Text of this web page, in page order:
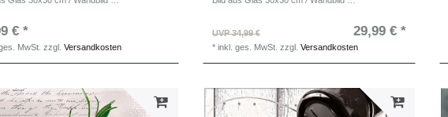
€ *
MwSt. zzgl.Versandkosten
UVP 34,99 € 29,99 € *
*inkl. ges. MwSt. zzgl.Versandkosten